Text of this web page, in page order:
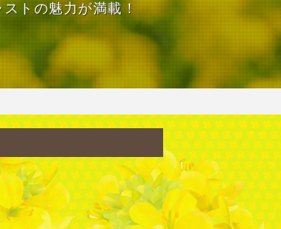
トの魅力が満載！